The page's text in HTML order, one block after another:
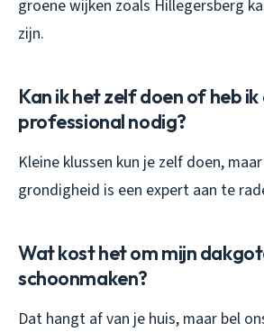
groene wijken zoals Hillegersberg
zijn.
Kan ik het zelf doen of heb ik
professional nodig?
Kleine klussen kun je zelf doen,
grondigheid is een expert aan te
Wat kost het om mijn
schoonmaken?
Dat hangt af van je huis, maar bel